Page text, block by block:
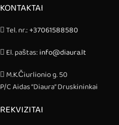
KONTAKTAI
Tel. nr.:+37061588580
El. paštas:info@diaura.lt
M.K.Čiurlionio g. 50
P/C Aidas “Diaura” Druskininkai
REKVIZITAI